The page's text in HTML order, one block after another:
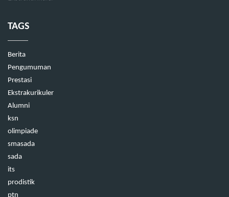
TAGS
Berita
Pengumuman
Prestasi
Ekstrakurikuler
Alumni
ksn
olimpiade
smasada
sada
its
prodistik
ptn